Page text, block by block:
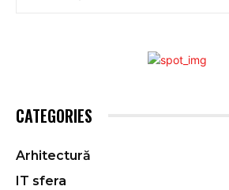
CATEGORIES
Arhitectură
IT sfera